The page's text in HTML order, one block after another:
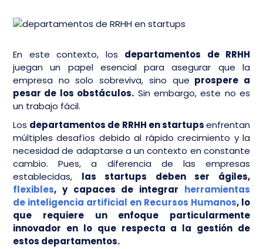
En este contexto, los departamentos de RRHH
juegan un papel esencial para asegurar que la
empresa no solo sobreviva, sino que prospere a
pesar de los obstáculos. Sin embargo, este no es
un trabajo fácil.
Los departamentos de RRHH en startupsenfrentan
múltiples desafíos debido al rápido crecimiento y la
necesidad de adaptarse a un contexto en constante
cambio. Pues, a diferencia de las empresas
establecidas, las startups deben ser ágiles,
flexibles, y capaces de integrar herramientas
de inteligencia artificial en Recursos Humanos, lo
que requiere un enfoque particularmente
innovador en lo que respecta a la gestión de
estos departamentos.